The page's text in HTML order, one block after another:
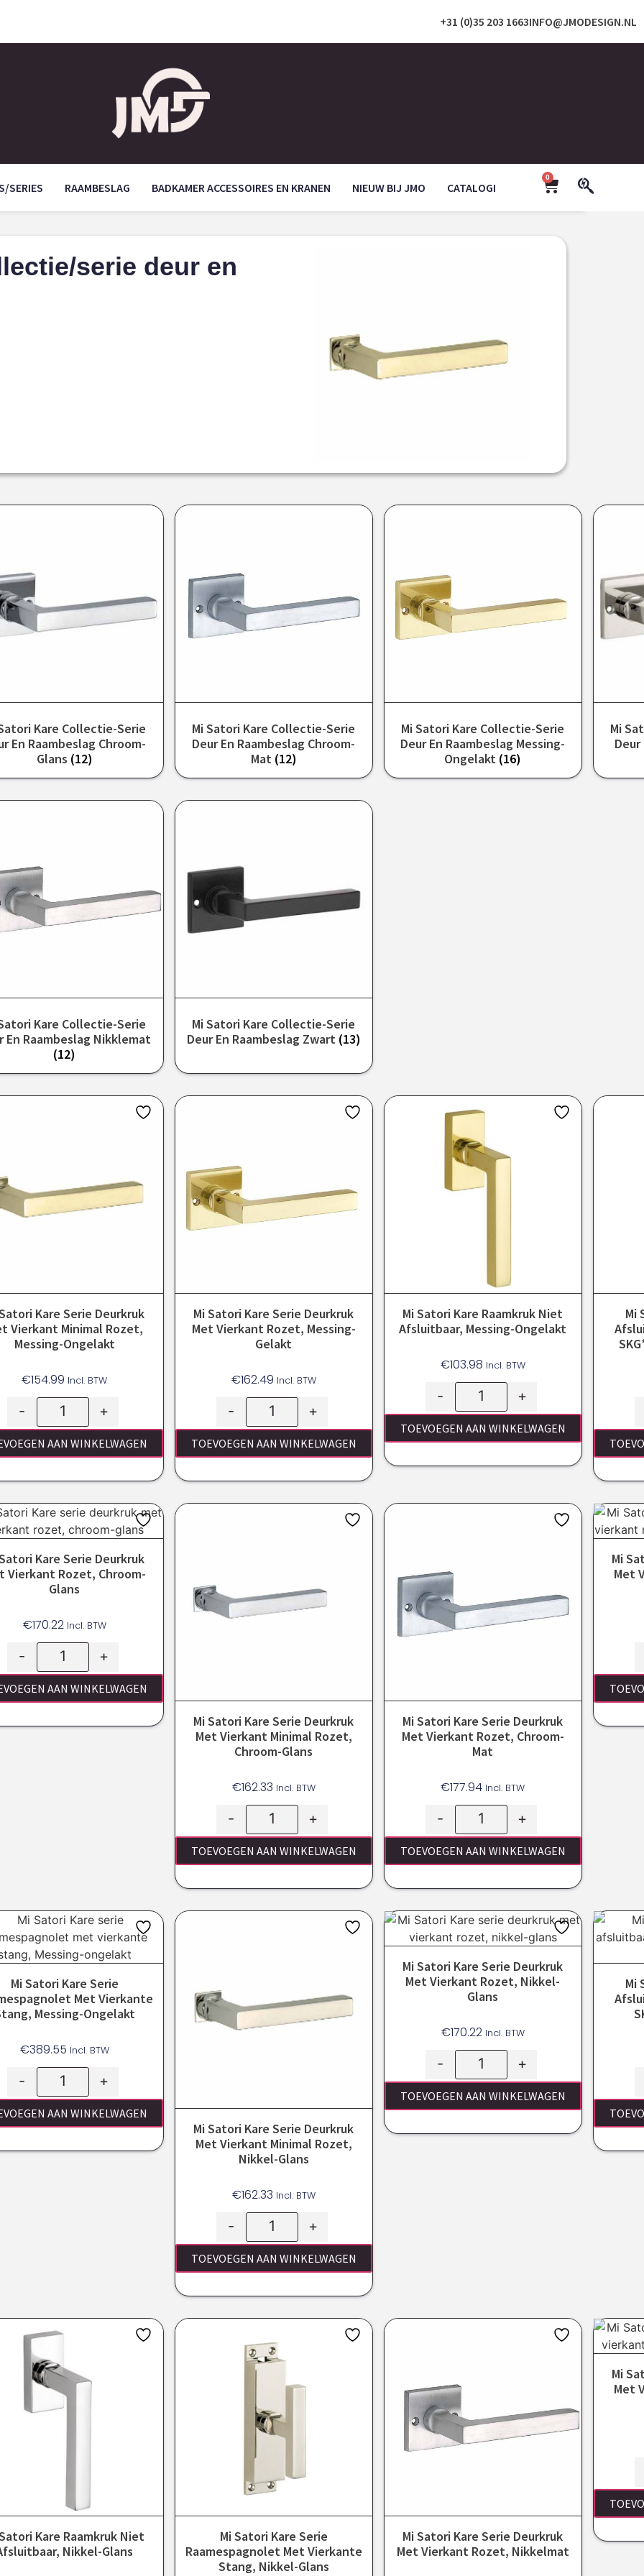
INFO@JMODESIGN.NL
+31 (0)35 203 1663
SERIES RAAMBESLAG BADKAMER ACCESSOIRES EN KRANEN NIEUW BIJ JMO CATALOGI
0
serie deur en
Kare Collectie-Serie
En Raambeslag Chroom-
Glans (12)
Mi Satori Kare Collectie-Serie
Deur En Raambeslag Chroom-
Mat (12)
Mi Satori Kare Collectie-Serie
Deur En Raambeslag Messing-
Ongelakt (16)
Mi
Kare Collectie-Serie
En Raambeslag Nikklemat
(12)
Mi Satori Kare Collectie-Serie
Deur En Raambeslag Zwart (13)
Kare Serie Deurkruk
Vierkant Minimal Rozet,
Messing-Ongelakt
€154.99 Incl. BTW
- +
AAN WINKELWAGEN
Mi Satori Kare Serie Deurkruk
Met Vierkant Rozet, Messing-
Gelakt
€162.49 Incl. BTW
- +
TOEVOEGEN AAN WINKELWAGEN
Mi Satori Kare Raamkruk Niet
Afsluitbaar, Messing-Ongelakt
€103.98 Incl. BTW
- +
TOEVOEGEN AAN WINKELWAGEN
Mi
Kare Serie Deurkruk
Vierkant Rozet, Chroom-
Glans
€170.22 Incl. BTW
- +
AAN WINKELWAGEN
Mi Satori Kare Serie Deurkruk
Met Vierkant Minimal Rozet,
Chroom-Glans
€162.33 Incl. BTW
- +
TOEVOEGEN AAN WINKELWAGEN
Mi Satori Kare Serie Deurkruk
Met Vierkant Rozet, Chroom-
Mat
€177.94 Incl. BTW
- +
TOEVOEGEN AAN WINKELWAGEN
Mi
Met
Mi Satori Kare Serie
Met Vierkante
Messing-Ongelakt
€389.55 Incl. BTW
- +
AAN WINKELWAGEN
Mi Satori Kare Serie Deurkruk
Met Vierkant Minimal Rozet,
Nikkel-Glans
€162.33 Incl. BTW
- +
TOEVOEGEN AAN WINKELWAGEN
Mi Satori Kare Serie Deurkruk
Met Vierkant Rozet, Nikkel-
Glans
€170.22 Incl. BTW
- +
TOEVOEGEN AAN WINKELWAGEN
Mi
Kare Raamkruk Niet
Nikkel-Glans
Mi Satori Kare Serie
Raamespagnolet Met Vierkante
Stang, Nikkel-Glans
Mi Satori Kare Serie Deurkruk
Met Vierkant Rozet, Nikkelmat
Mi
Met